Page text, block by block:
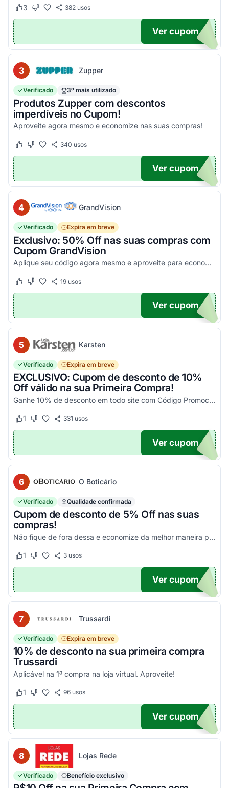
Este cupom funcionou
3 Este cupom não funcionou
382usos
OM25
Ver cupom
3 Zupper
Verificado 3º mais utilizado
Produtos Zupper com descontos
imperdíveis no Cupom!
Aproveite agora mesmo e economize nas suas compras!
Este cupom funcionou
Este cupom não funcionou
340 usos
Ver cupom
4 GrandVision
Verificado Expira em breve
Exclusivo: 50% Off nas suas compras com
Cupom GrandVision
Aplique seu código agora mesmo e aproveite para economizar! Válido em par completo (Armação + Lente)!
Este cupom funcionou
Este cupom não funcionou
19usos
OM50
Ver cupom
5 Karsten
Verificado Expira em breve
EXCLUSIVO: Cupom de desconto de 10%
Off válido na sua Primeira Compra!
Ganhe 10% de desconto em todo site com Código Promocional Karsten. Válido apenas 1 utilização por CPF. Só aqui no Agora Cupom você economiza tanto!
Este cupom funcionou
1 Este cupom não funcionou
331 usos
OM10
Ver cupom
6 O Boticário
Verificado Qualidade confirmada
Cupom de desconto de 5% Off nas suas
compras!
Não fique de fora dessa e economize da melhor maneira possível! Válido somente nessa seleção!
Este cupom funcionou
1 Este cupom não funcionou
3usos
EIRA
Ver cupom
7 Trussardi
Verificado Expira em breve
10% de desconto na sua primeira compra
Trussardi
Aplicável na 1ª compra na loja virtual. Aproveite!
Este cupom funcionou
1 Este cupom não funcionou
96usos
OM10
Ver cupom
8 Lojas Rede
Verificado Benefício exclusivo